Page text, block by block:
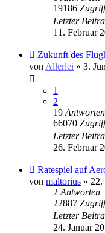
19186
Letzter
11. Februar
Zukunft des
von Allerlei » 3.
1
2
19 Antworten
66070
Letzter
26. Februar
Ratespiel auf
von maltorius » 22.
2 Antworten
22887
Letzter
24. Januar